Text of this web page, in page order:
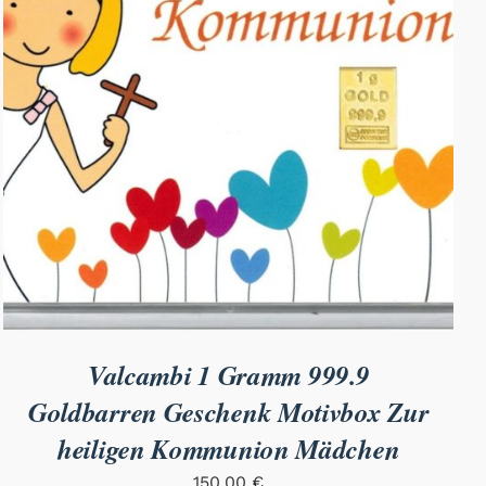
Valcambi 1 Gramm 999.9
Goldbarren Geschenk Motivbox Zur
heiligen Kommunion Mädchen